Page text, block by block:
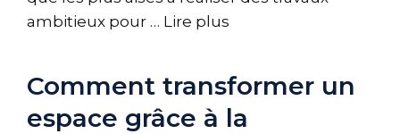
ambitieux pour … Lire plus
Comment transformer un
espace grâce à la